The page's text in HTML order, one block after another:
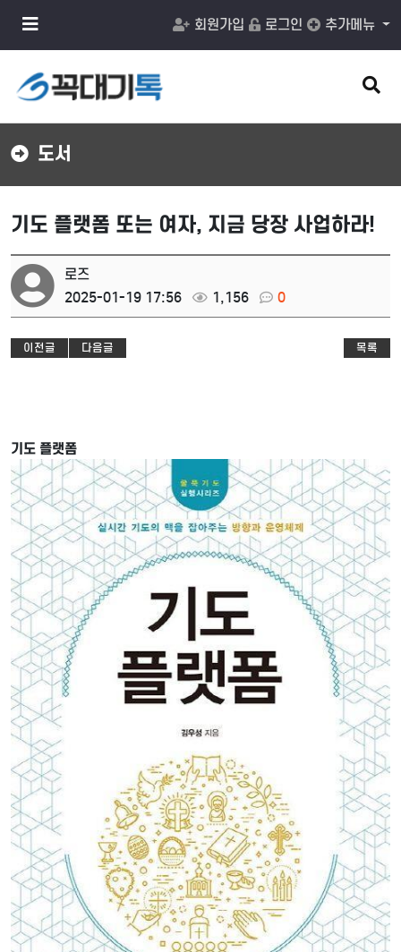
메
튼
회원가입 로그인 추가메뉴
검
색
버
도서
기도 플랫폼 또는 여자, 지금 당장 사업하라!
로즈
2025-01-19 17:56
1,156 0
이전글 다음글 목록
기도 플랫폼